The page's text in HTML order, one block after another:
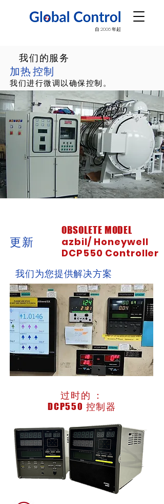
自 2006 年起
我们的服务
加热 控制
我们进行微调以确保控制。
更新
OBSOLETE MODEL
azbil/ Honeywell
DCP550 Controller
我们为您提供解决方案
过时的 ：
DCP550 控制器